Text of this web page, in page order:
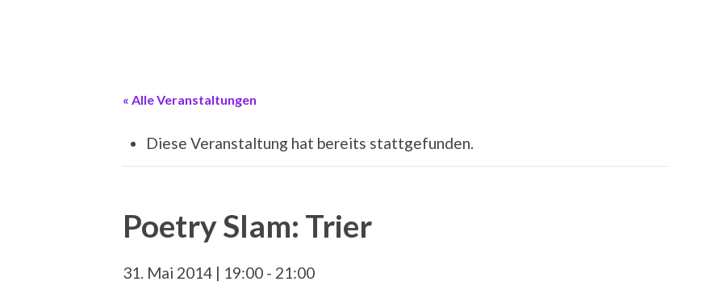
« Alle Veranstaltungen
Diese Veranstaltung hat bereits stattgefunden.
Poetry Slam: Trier
31. Mai 2014 | 19:00 - 21:00